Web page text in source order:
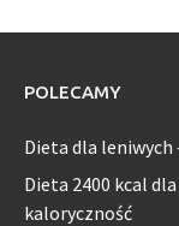
POLECAMY
Dieta dla leniwych
Dieta 2400 kcal
kaloryczność